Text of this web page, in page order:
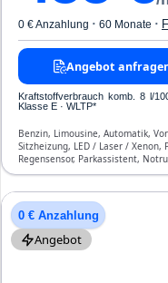
0 € Anzahlung · 60 Monate ·
Angebot
Kraftstoffverbrauch komb. 8 l/
Klasse E · WLTP*
Benzin, Limousine, Automatik,
Sitzheizung, LED / Laser /
Regensensor, Parkassistent,
Bluetooth, Freisprecheinrichtung,
0 € Anzahlung
Angebot